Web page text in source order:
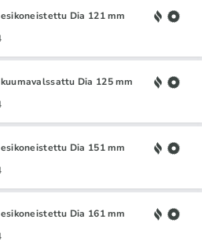
Dia 121 mm
Dia 125 mm
Dia 151 mm
Dia 161 mm